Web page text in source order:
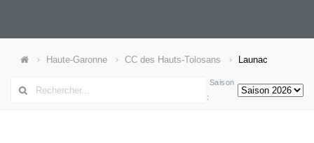
Haute-Garonne CC des Hauts-Tolosans Launac
Saison
: